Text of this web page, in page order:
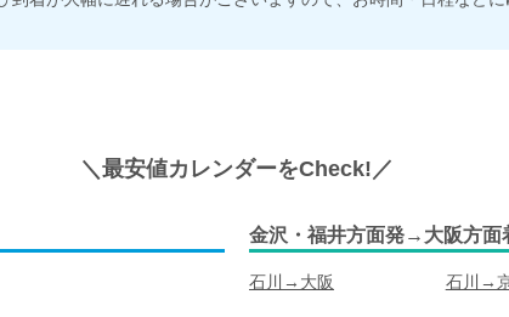
＼最安値カレンダーをCheck!／
金沢・福井方面発→大阪方面
石川→大阪 石川→